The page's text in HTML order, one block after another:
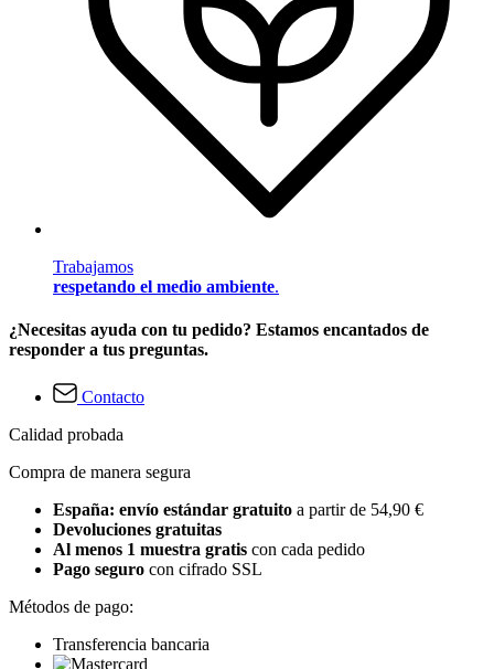
Trabajamos
respetando el medio ambiente.
¿Necesitas ayuda con tu pedido? Estamos encantados de
responder a tus preguntas.
Contacto
Calidad probada
Compra de manera segura
España: envío estándar gratuito a partir de 54,90 €
Devoluciones gratuitas
Al menos 1 muestra gratis con cada pedido
Pago seguro con cifrado SSL
Métodos de pago:
Transferencia bancaria